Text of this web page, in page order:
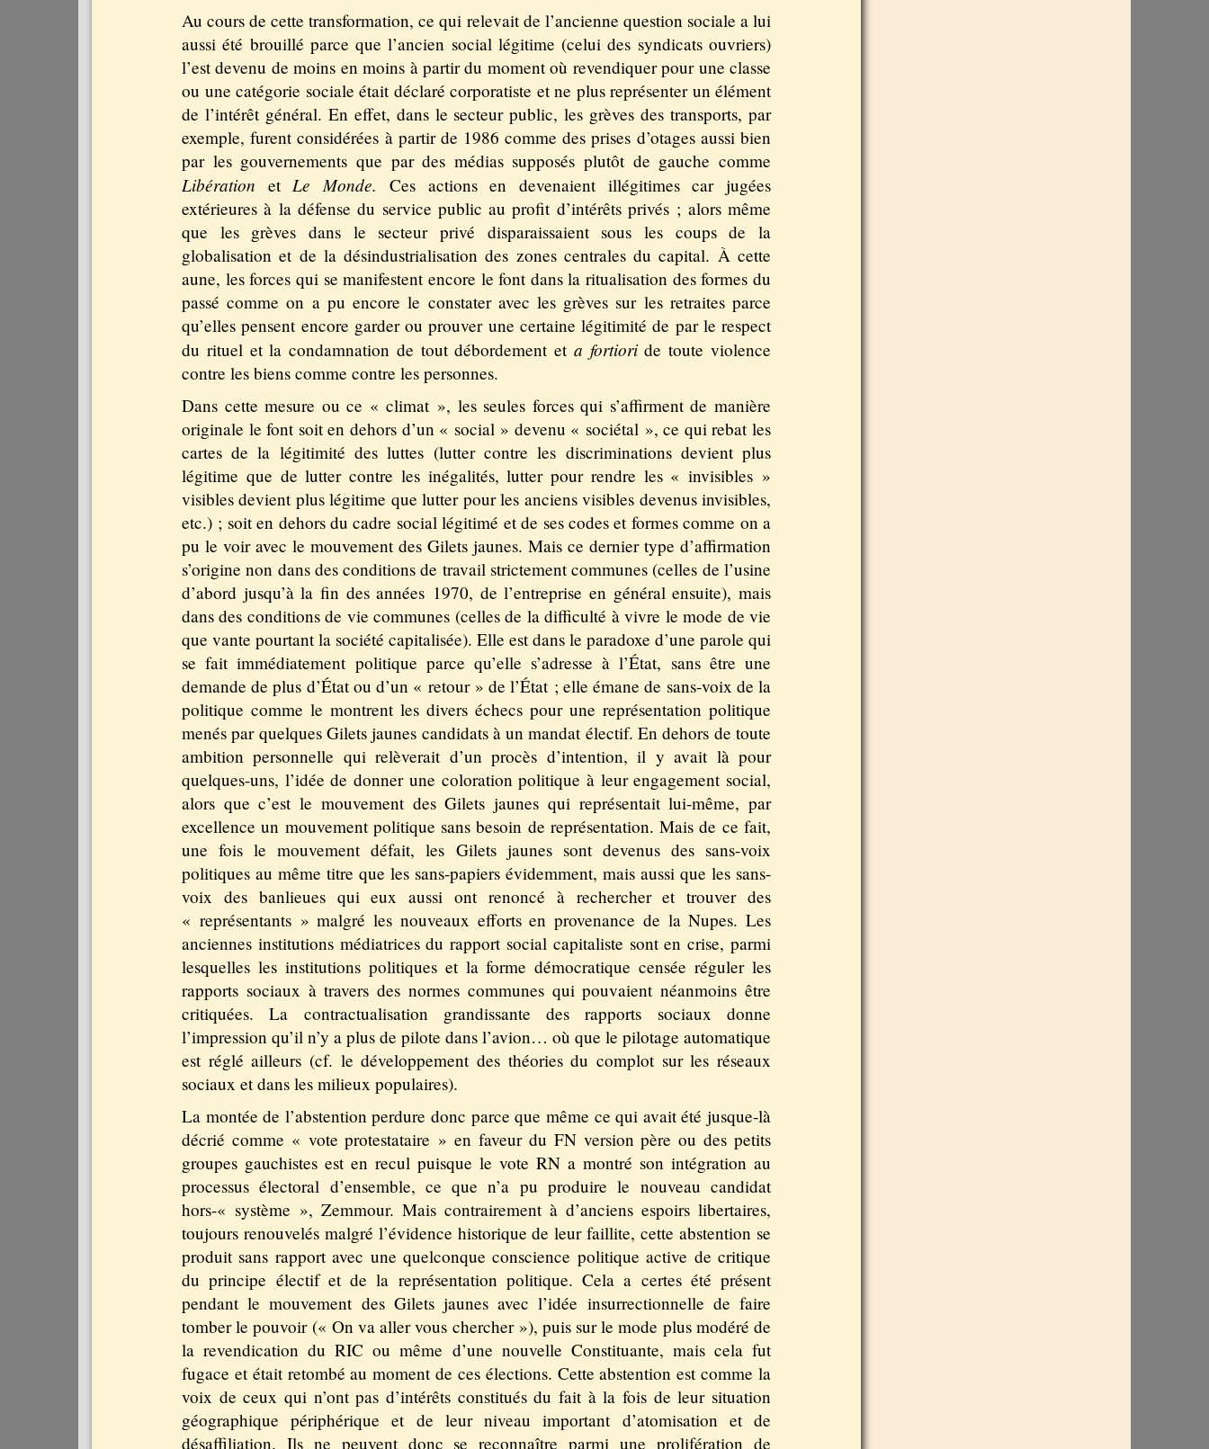
Au cours de cette transformation, ce qui relevait de l’ancienne question sociale a lui
aussi été brouillé parce que l’ancien social légitime (celui des syndicats ouvriers)
l’est devenu de moins en moins à partir du moment où revendiquer pour une classe
ou une catégorie sociale était déclaré corporatiste et ne plus représenter un élément
de l’intérêt général. En effet, dans le secteur public, les grèves des transports, par
exemple, furent considérées à partir de 1986 comme des prises d’otages aussi bien
par les gouvernements que par des médias supposés plutôt de gauche comme
Libération et Le Monde. Ces actions en devenaient illégitimes car jugées
extérieures à la défense du service public au profit d’intérêts privés ; alors même
que les grèves dans le secteur privé disparaissaient sous les coups de la
globalisation et de la désindustrialisation des zones centrales du capital. À cette
aune, les forces qui se manifestent encore le font dans la ritualisation des formes du
passé comme on a pu encore le constater avec les grèves sur les retraites parce
qu’elles pensent encore garder ou prouver une certaine légitimité de par le respect
du rituel et la condamnation de tout débordement et a fortioride toute violence
contre les biens comme contre les personnes.
Dans cette mesure ou ce « climat », les seules forces qui s’affirment de manière
originale le font soit en dehors d’un « social » devenu « sociétal », ce qui rebat les
cartes de la légitimité des luttes (lutter contre les discriminations devient plus
légitime que de lutter contre les inégalités, lutter pour rendre les « invisibles »
visibles devient plus légitime que lutter pour les anciens visibles devenus invisibles,
etc.) ; soit en dehors du cadre social légitimé et de ses codes et formes comme on a
pu le voir avec le mouvement des Gilets jaunes. Mais ce dernier type d’affirmation
s’origine non dans des conditions de travail strictement communes (celles de l’usine
d’abord jusqu’à la fin des années 1970, de l’entreprise en général ensuite), mais
dans des conditions de vie communes (celles de la difficulté à vivre le mode de vie
que vante pourtant la société capitalisée). Elle est dans le paradoxe d’une parole qui
se fait immédiatement politique parce qu’elle s’adresse à l’État, sans être une
demande de plus d’État ou d’un « retour » de l’État ; elle émane de sans-voix de la
politique comme le montrent les divers échecs pour une représentation politique
menés par quelques Gilets jaunes candidats à un mandat électif. En dehors de toute
ambition personnelle qui relèverait d’un procès d’intention, il y avait là pour
quelques-uns, l’idée de donner une coloration politique à leur engagement social,
alors que c’est le mouvement des Gilets jaunes qui représentait lui-même, par
excellence un mouvement politique sans besoin de représentation. Mais de ce fait,
une fois le mouvement défait, les Gilets jaunes sont devenus des sans-voix
politiques au même titre que les sans-papiers évidemment, mais aussi que les sans-
voix des banlieues qui eux aussi ont renoncé à rechercher et trouver des
« représentants » malgré les nouveaux efforts en provenance de la Nupes. Les
anciennes institutions médiatrices du rapport social capitaliste sont en crise, parmi
lesquelles les institutions politiques et la forme démocratique censée réguler les
rapports sociaux à travers des normes communes qui pouvaient néanmoins être
critiquées. La contractualisation grandissante des rapports sociaux donne
l’impression qu’il n’y a plus de pilote dans l’avion… où que le pilotage automatique
est réglé ailleurs (cf. le développement des théories du complot sur les réseaux
sociaux et dans les milieux populaires).
La montée de l’abstention perdure donc parce que même ce qui avait été jusque-là
décrié comme « vote protestataire » en faveur du FN version père ou des petits
groupes gauchistes est en recul puisque le vote RN a montré son intégration au
processus électoral d’ensemble, ce que n’a pu produire le nouveau candidat
hors-« système », Zemmour. Mais contrairement à d’anciens espoirs libertaires,
toujours renouvelés malgré l’évidence historique de leur faillite, cette abstention se
produit sans rapport avec une quelconque conscience politique active de critique
du principe électif et de la représentation politique. Cela a certes été présent
pendant le mouvement des Gilets jaunes avec l’idée insurrectionnelle de faire
tomber le pouvoir (« On va aller vous chercher »), puis sur le mode plus modéré de
la revendication du RIC ou même d’une nouvelle Constituante, mais cela fut
fugace et était retombé au moment de ces élections. Cette abstention est comme la
voix de ceux qui n’ont pas d’intérêts constitués du fait à la fois de leur situation
géographique périphérique et de leur niveau important d’atomisation et de
désaffiliation. Ils ne peuvent donc se reconnaître parmi une prolifération de